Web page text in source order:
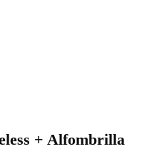
+ Alfombrilla